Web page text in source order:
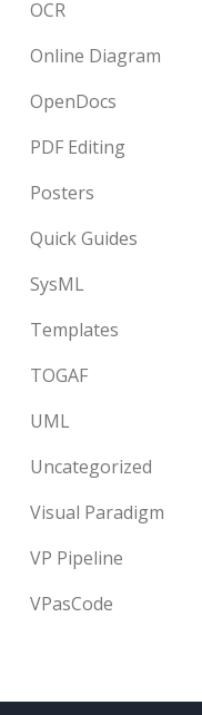
OCR
Online Diagram
OpenDocs
PDF Editing
Posters
Quick Guides
SysML
Templates
TOGAF
UML
Uncategorized
Visual Paradigm
VP Pipeline
VPasCode